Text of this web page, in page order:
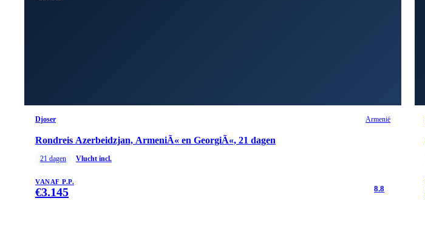
Djoser Armenië
Rondreis Azerbeidzjan, ArmeniÃ« en GeorgiÃ«, 21 dagen
21 dagen Vlucht incl.
VANAF P.P.
€3.145 8.8